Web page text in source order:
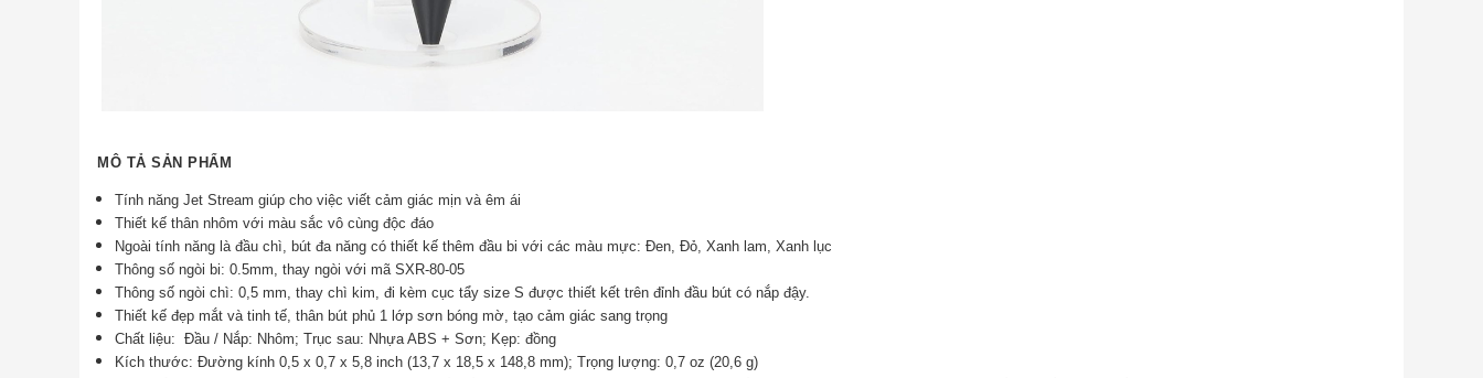
MÔ TẢ SẢN PHẨM
Tính năng Jet Stream giúp cho việc viết cảm giác mịn và êm ái
Thiết kế thân nhôm với màu sắc vô cùng độc đáo
Ngoài tính năng là đầu chì, bút đa năng có thiết kế thêm đầu bi với các màu mực: Đen, Đỏ, Xanh lam, Xanh lục
Thông số ngòi bi: 0.5mm, thay ngòi với mã SXR-80-05
Thông số ngòi chì: 0,5 mm, thay chì kim, đi kèm cục tẩy size S được thiết kết trên đỉnh đầu bút có nắp đậy.
Thiết kế đẹp mắt và tinh tế, thân bút phủ 1 lớp sơn bóng mờ, tạo cảm giác sang trọng
Chất liệu: Đầu / Nắp: Nhôm; Trục sau: Nhựa ABS + Sơn; Kẹp: đồng
Kích thước: Đường kính 0,5 x 0,7 x 5,8 inch (13,7 x 18,5 x 148,8 mm); Trọng lượng: 0,7 oz (20,6 g)